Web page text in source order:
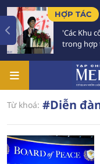
HỢP TÁC
'Các Khu
trong hợp
Từ khoá: #Diễn